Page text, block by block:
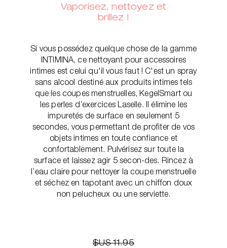
Vaporisez, nettoyez et
brillez !
Si vous possédez quelque chose de la gamme
INTIMINA, ce nettoyant pour accessoires
intimes est celui qu'il vous faut ! C'est un spray
sans alcool destiné aux produits intimes tels
que les coupes menstruelles, KegelSmart ou
les perles d’exercices Laselle. Il élimine les
impuretés de surface en seulement 5
secondes, vous permettant de profiter de vos
objets intimes en toute confiance et
confortablement. Pulvérisez sur toute la
surface et laissez agir 5 secon-des. Rincez à
l’eau claire pour nettoyer la coupe menstruelle
et séchez en tapotant avec un chiffon doux
non pelucheux ou une serviette.
$US 11.95